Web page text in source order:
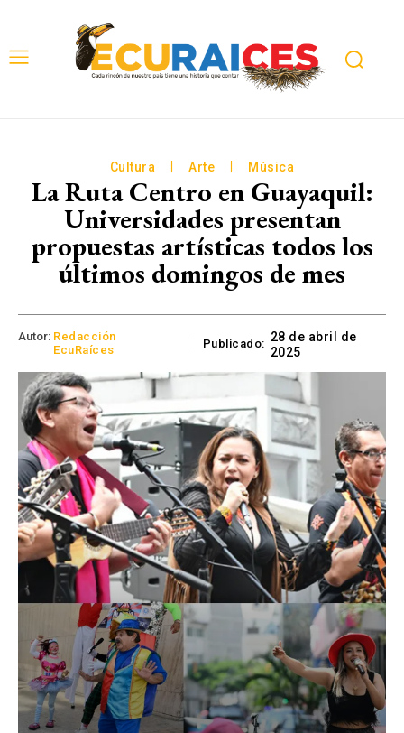
Cultura Arte Música
La Ruta Centro en Guayaquil:
Universidades presentan
propuestas artísticas todos los
últimos domingos de mes
Autor: Redacción
EcuRaíces
Publicado: 28 de abril de
2025